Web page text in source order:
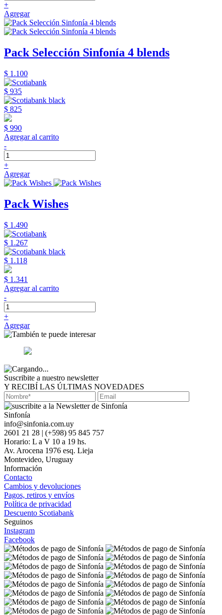
+
Agregar
Pack Selección Sinfonía 4 blends
$ 1.100
$ 935
$ 825
$ 990
Agregar al carrito
-
+
Agregar
Pack Wishes
$ 1.490
$ 1.267
$ 1.118
$ 1.341
Agregar al carrito
-
+
Agregar
Suscribite a nuestro newsletter
Y RECIBÍ LAS ÚLTIMAS NOVEDADES
Sinfonía
info@sinfonia.com.uy
2601 21 28 | (+598) 95 845 757
Horario: L a V 10 a 19 hs.
Av. Arocena 1976 esq. Lieja
Montevideo, Uruguay
Información
Contacto
Cambios y devoluciones
Pagos, retiros y envíos
Política de privacidad
Descuento Scotiabank
Seguinos
Instagram
Facebook